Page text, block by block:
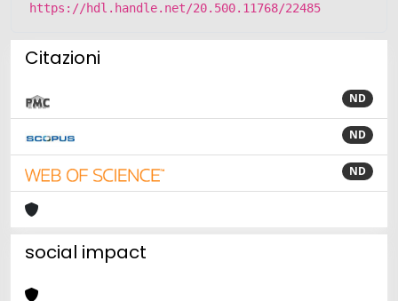
https://hdl.handle.net/20.500.11768/22485
Citazioni
ND
ND
ND
social impact